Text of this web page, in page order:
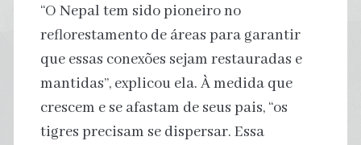
“O Nepal tem sido pioneiro no
reflorestamento de áreas para garantir
que essas conexões sejam restauradas e
mantidas”, explicou ela. À medida que
crescem e se afastam de seus pais, “os
tigres precisam se dispersar. Essa